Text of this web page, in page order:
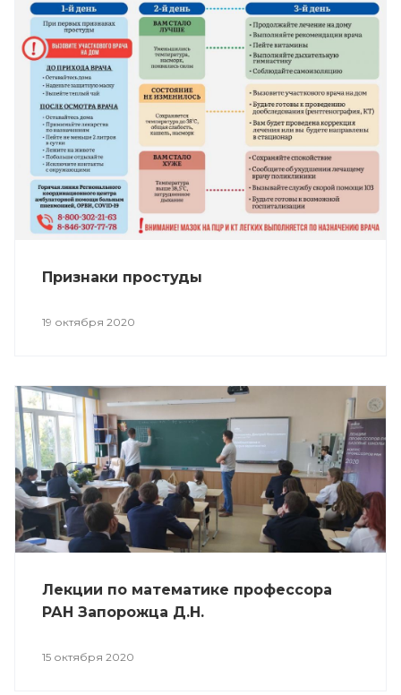
Признаки простуды
19 октября 2020
Лекции по математике профессора
РАН Запорожца Д.Н.
15 октября 2020